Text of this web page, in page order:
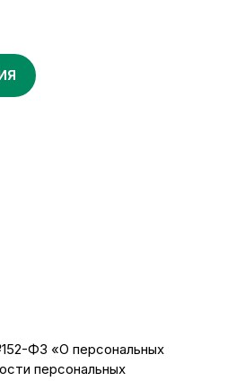
ФЗ «О персональных
персональных